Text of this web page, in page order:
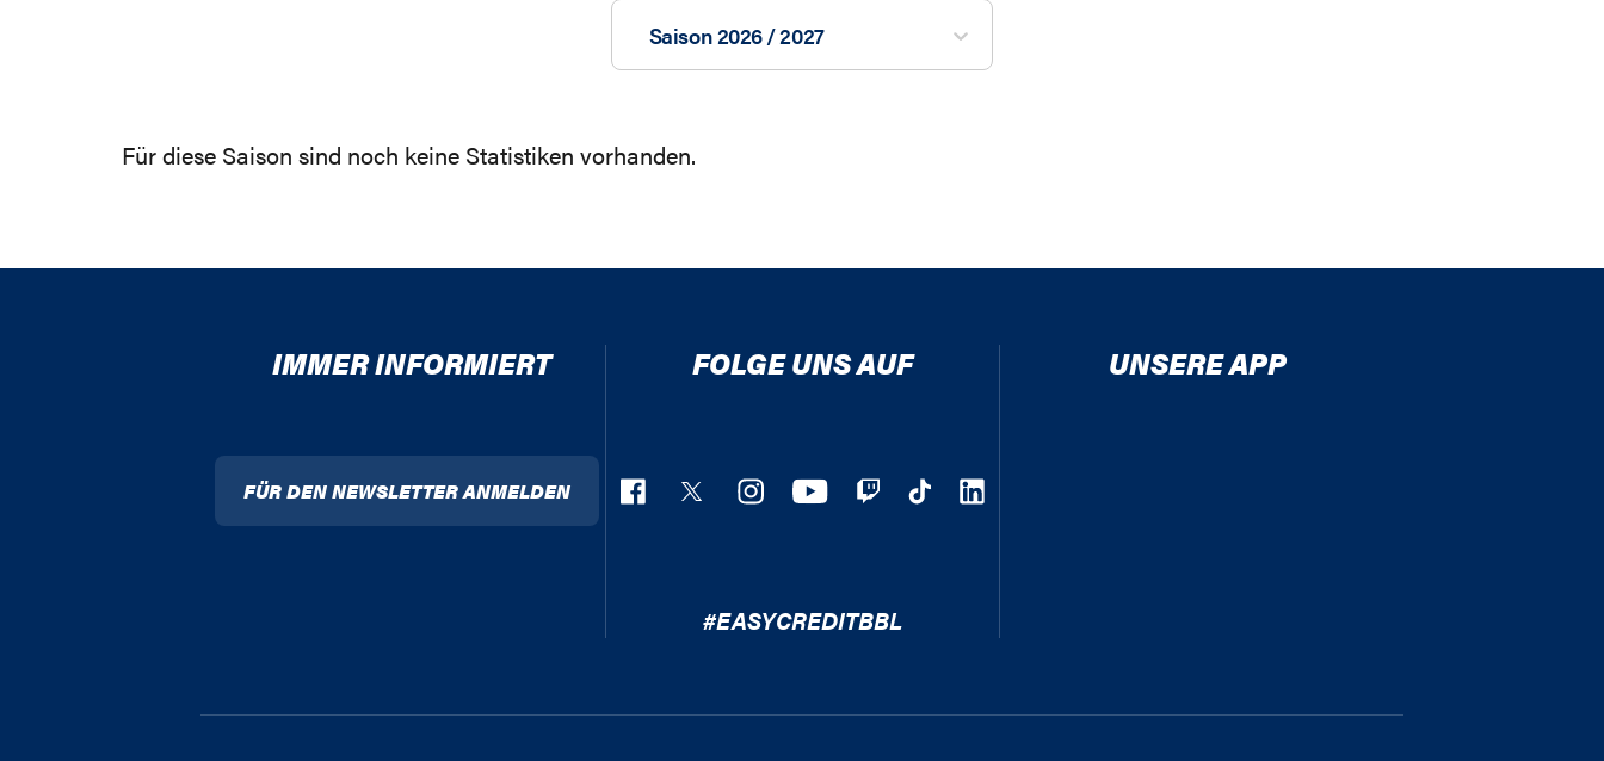
Saison 2026 / 2027
Für diese Saison sind noch keine Statistiken vorhanden.
IMMER INFORMIERT
FÜR DEN NEWSLETTER ANMELDEN
FOLGE UNS AUF
#EASYCREDITBBL
UNSERE APP